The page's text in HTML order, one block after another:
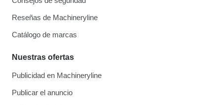
Reseñas de Machineryline
Catálogo de marcas
Nuestras ofertas
Publicidad en Machineryline
Publicar el anuncio